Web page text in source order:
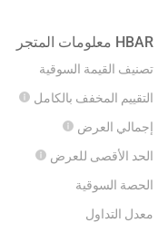
HBAR معلومات المتجر
تصنيف القيمة السوقية
التقييم المخفف بالكامل
إجمالي العرض
الحد الأقصى للعرض
الحصة السوقية
معدل التداول